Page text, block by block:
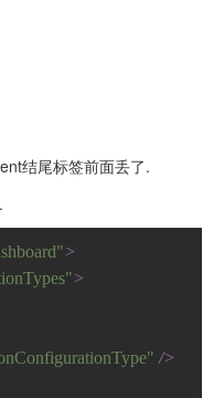
结尾标签前面丢了.
>
>
/>